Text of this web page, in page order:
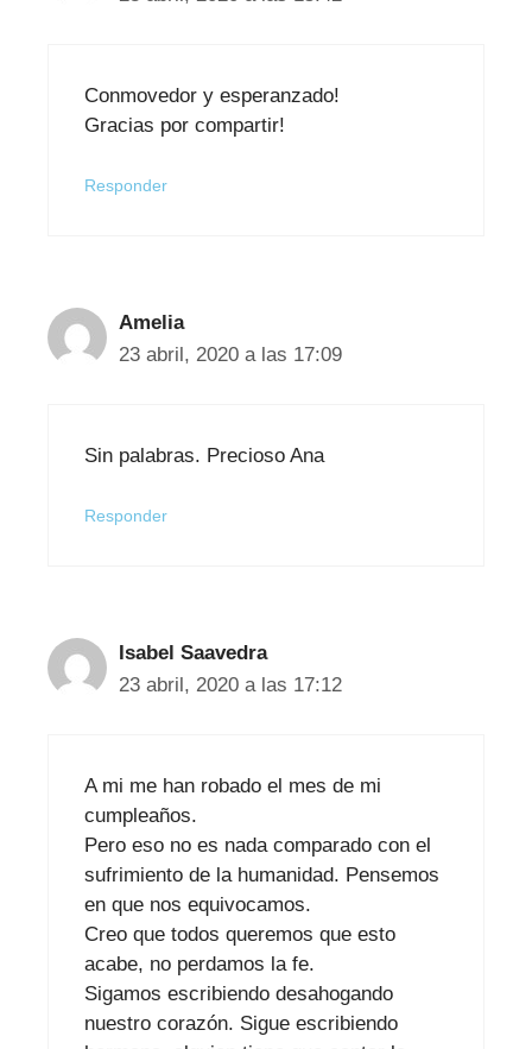
Conmovedor y esperanzado!
Gracias por compartir!
Responder
Amelia
23 abril, 2020 a las 17:09
Sin palabras. Precioso Ana
Responder
Isabel Saavedra
23 abril, 2020 a las 17:12
A mi me han robado el mes de mi
cumpleaños.
Pero eso no es nada comparado con el
sufrimiento de la humanidad. Pensemos
en que nos equivocamos.
Creo que todos queremos que esto
acabe, no perdamos la fe.
Sigamos escribiendo desahogando
nuestro corazón. Sigue escribiendo